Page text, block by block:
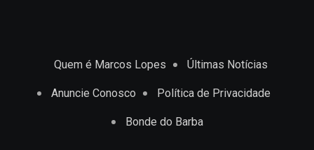
Quem é Marcos Lopes Últimas Notícias
Anuncie Conosco Política de Privacidade
Bonde do Barba